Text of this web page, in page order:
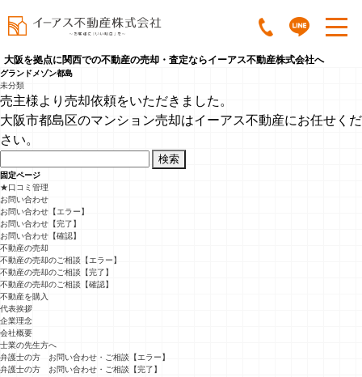
大阪を拠点に関西での不動産の売却・査定ならイーアス不動産株式会社へ
グランドメゾン都島
未分類
売主様より売却依頼をいただきました。
大阪市都島区のマンション売却はイーアス不動産にお任せくだ
さい。
索:
固定ページ
★口コミ管理
お問い合わせ
お問い合わせ【エラー】
お問い合わせ【完了】
お問い合わせ【確認】
不動産の売却
不動産の売却のご相談【エラー】
不動産の売却のご相談【完了】
不動産の売却のご相談【確認】
不動産を購入
代表挨拶
企業理念
会社概要
士業の先生方へ
弁護士の方 お問い合わせ・ご相談【エラー】
弁護士の方 お問い合わせ・ご相談【完了】